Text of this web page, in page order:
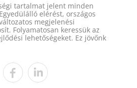
tartalmat jelent minden
elérést, országos
megjelenési
Folyamatosan keressük az
lehetőségeket. Ez jövőnk